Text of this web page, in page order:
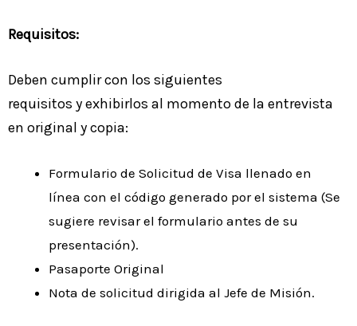
Requisitos:
Deben cumplir con los siguientes
requisitos y exhibirlos al momento de la entrevista
en original y copia:
Formulario de Solicitud de Visa llenado en
línea con el código generado por el sistema (Se
sugiere revisar el formulario antes de su
presentación).
Pasaporte Original
Nota de solicitud dirigida al Jefe de Misión.